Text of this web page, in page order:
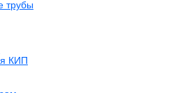
трубы
КИП